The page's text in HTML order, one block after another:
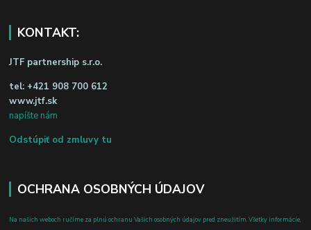
KONTAKT:
JTF partnership s.r.o.
tel: +421 908 700 612
www.jtf.sk
napíšte nám
Odstúpiť od zmluvy tu
OCHRANA OSOBNÝCH ÚDAJOV
Na našich weboch ručíme za plnú ochranu Vašich osobných údajov pred zneužitím. Všetky informácie,